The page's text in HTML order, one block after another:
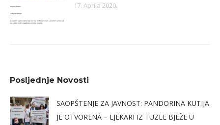
17. Aprila 2020.
Posljednje Novosti
SAOPŠTENJE ZA JAVNOST: PANDORINA KUTIJA
JE OTVORENA – LJEKARI IZ TUZLE BJEŽE U